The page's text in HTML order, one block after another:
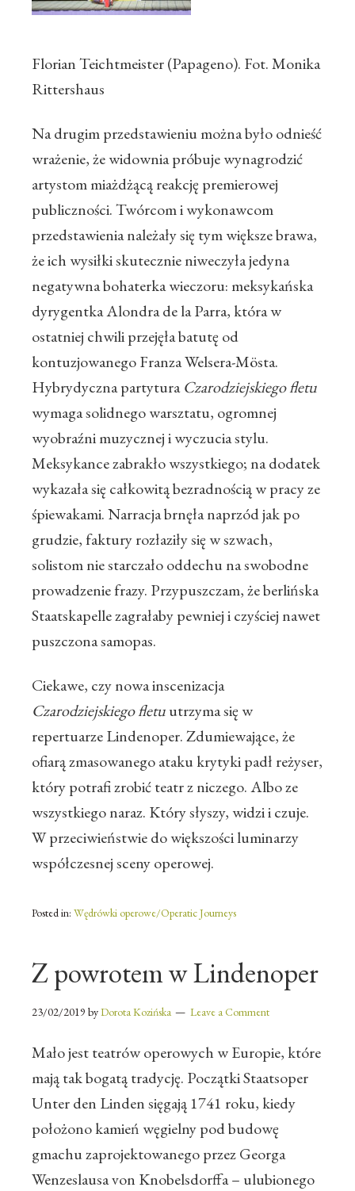
Florian Teichtmeister (Papageno). Fot. Monika
Rittershaus
Na drugim przedstawieniu można było odnieść
wrażenie, że widownia próbuje wynagrodzić
artystom miażdżącą reakcję premierowej
publiczności. Twórcom i wykonawcom
przedstawienia należały się tym większe brawa,
że ich wysiłki skutecznie niweczyła jedyna
negatywna bohaterka wieczoru: meksykańska
dyrygentka Alondra de la Parra, która w
ostatniej chwili przejęła batutę od
kontuzjowanego Franza Welsera-Mösta.
Hybrydyczna partyturaCzarodziejskiego fletu
wymaga solidnego warsztatu, ogromnej
wyobraźni muzycznej i wyczucia stylu.
Meksykance zabrakło wszystkiego; na dodatek
wykazała się całkowitą bezradnością w pracy ze
śpiewakami. Narracja brnęła naprzód jak po
grudzie, faktury rozłaziły się w szwach,
solistom nie starczało oddechu na swobodne
prowadzenie frazy. Przypuszczam, że berlińska
Staatskapelle zagrałaby pewniej i czyściej nawet
puszczona samopas.
Ciekawe, czy nowa inscenizacja
Czarodziejskiego fletuutrzyma się w
repertuarze Lindenoper. Zdumiewające, że
ofiarą zmasowanego ataku krytyki padł reżyser,
który potrafi zrobić teatr z niczego. Albo ze
wszystkiego naraz. Który słyszy, widzi i czuje.
W przeciwieństwie do większości luminarzy
współczesnej sceny operowej.
Posted in: Wędrówki operowe/Operatic Journeys
Z powrotem w Lindenoper
23/02/2019 byDorota Kozińska Leave a Comment
Mało jest teatrów operowych w Europie, które
mają tak bogatą tradycję. Początki Staatsoper
Unter den Linden sięgają 1741 roku, kiedy
położono kamień węgielny pod budowę
gmachu zaprojektowanego przez Georga
Wenzeslausa von Knobelsdorffa – ulubionego